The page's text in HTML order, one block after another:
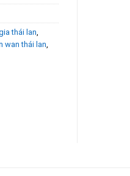
thái lan,
wan thái lan,